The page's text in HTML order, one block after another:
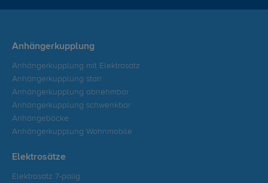
Anhängerkupplung
Anhängerkupplung mit Elektrosatz
Anhängerkupplung starr
Anhängerkupplung abnehmbar
Anhängerkupplung schwenkbar
Anhängeböcke
Anhängerkupplung Wohnmobile
Elektrosätze
Elektrosatz 7-polig